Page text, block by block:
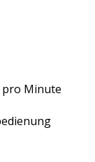
pro Minute